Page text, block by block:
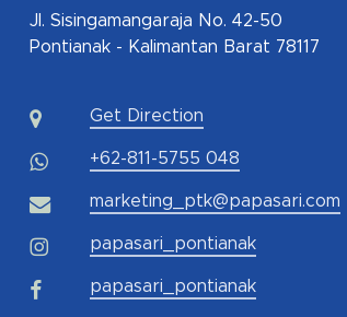
Jl. Sisingamangaraja No. 42-50
Pontianak - Kalimantan Barat 78117
Get Direction
+62-811-5755 048
marketing_ptk@papasari.com
papasari_pontianak
papasari_pontianak